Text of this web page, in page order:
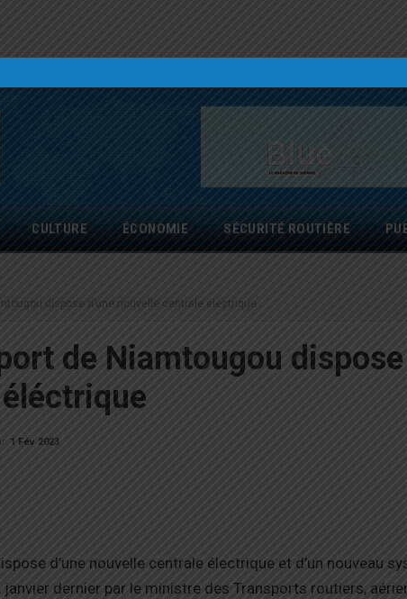
CULTURE ÉCONOMIE SÉCURITÉ ROUTIÈRE
dispose d’une nouvelle centrale éléctrique
de Niamtougou dispose
1 Fév 2023
d’une nouvelle centrale électrique et d’un nouveau
janvier dernier par le ministre des Transports routiers,